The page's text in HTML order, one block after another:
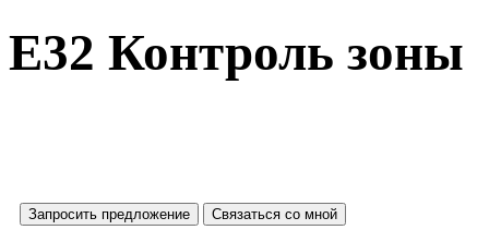
E32 Контроль зоны
Запросить предложение Связаться со мной